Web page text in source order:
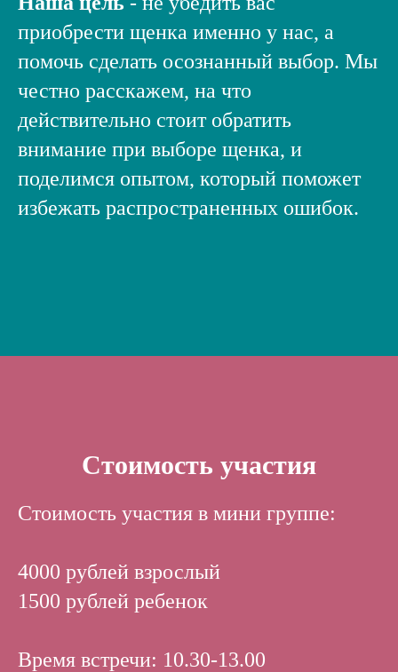
приобрести щенка именно у нас, а
помочь сделать осознанный выбор. Мы
честно расскажем, на что
действительно стоит обратить
внимание при выборе щенка, и
поделимся опытом, который поможет
избежать распространенных ошибок.
Стоимость участия
Стоимость участия в мини группе:
4000 рублей взрослый
1500 рублей ребенок
Время встречи: 10.30-13.00